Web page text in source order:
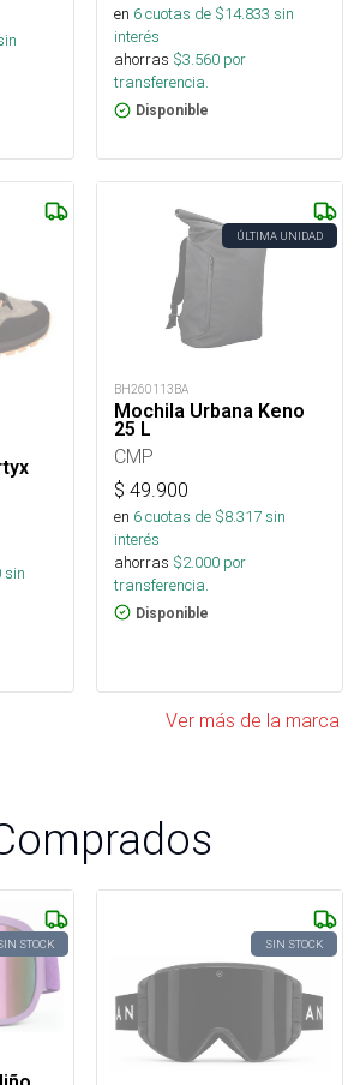
en 6cuotas de $14.833 sin
interés
ahorras $3.560 por
transferencia.
Disponible
sin
ÚLTIMA UNIDAD
BH260113BA
Mochila Urbana Keno
25 L
CMP
$ 49.900
en 6cuotas de $8.317sin
interés
ahorras $2.000 por
transferencia.
Disponible
Ver más de la marca
STOCK SIN STOCK